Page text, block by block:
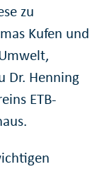
zu
Kufen und
Dr. Henning
ETB-